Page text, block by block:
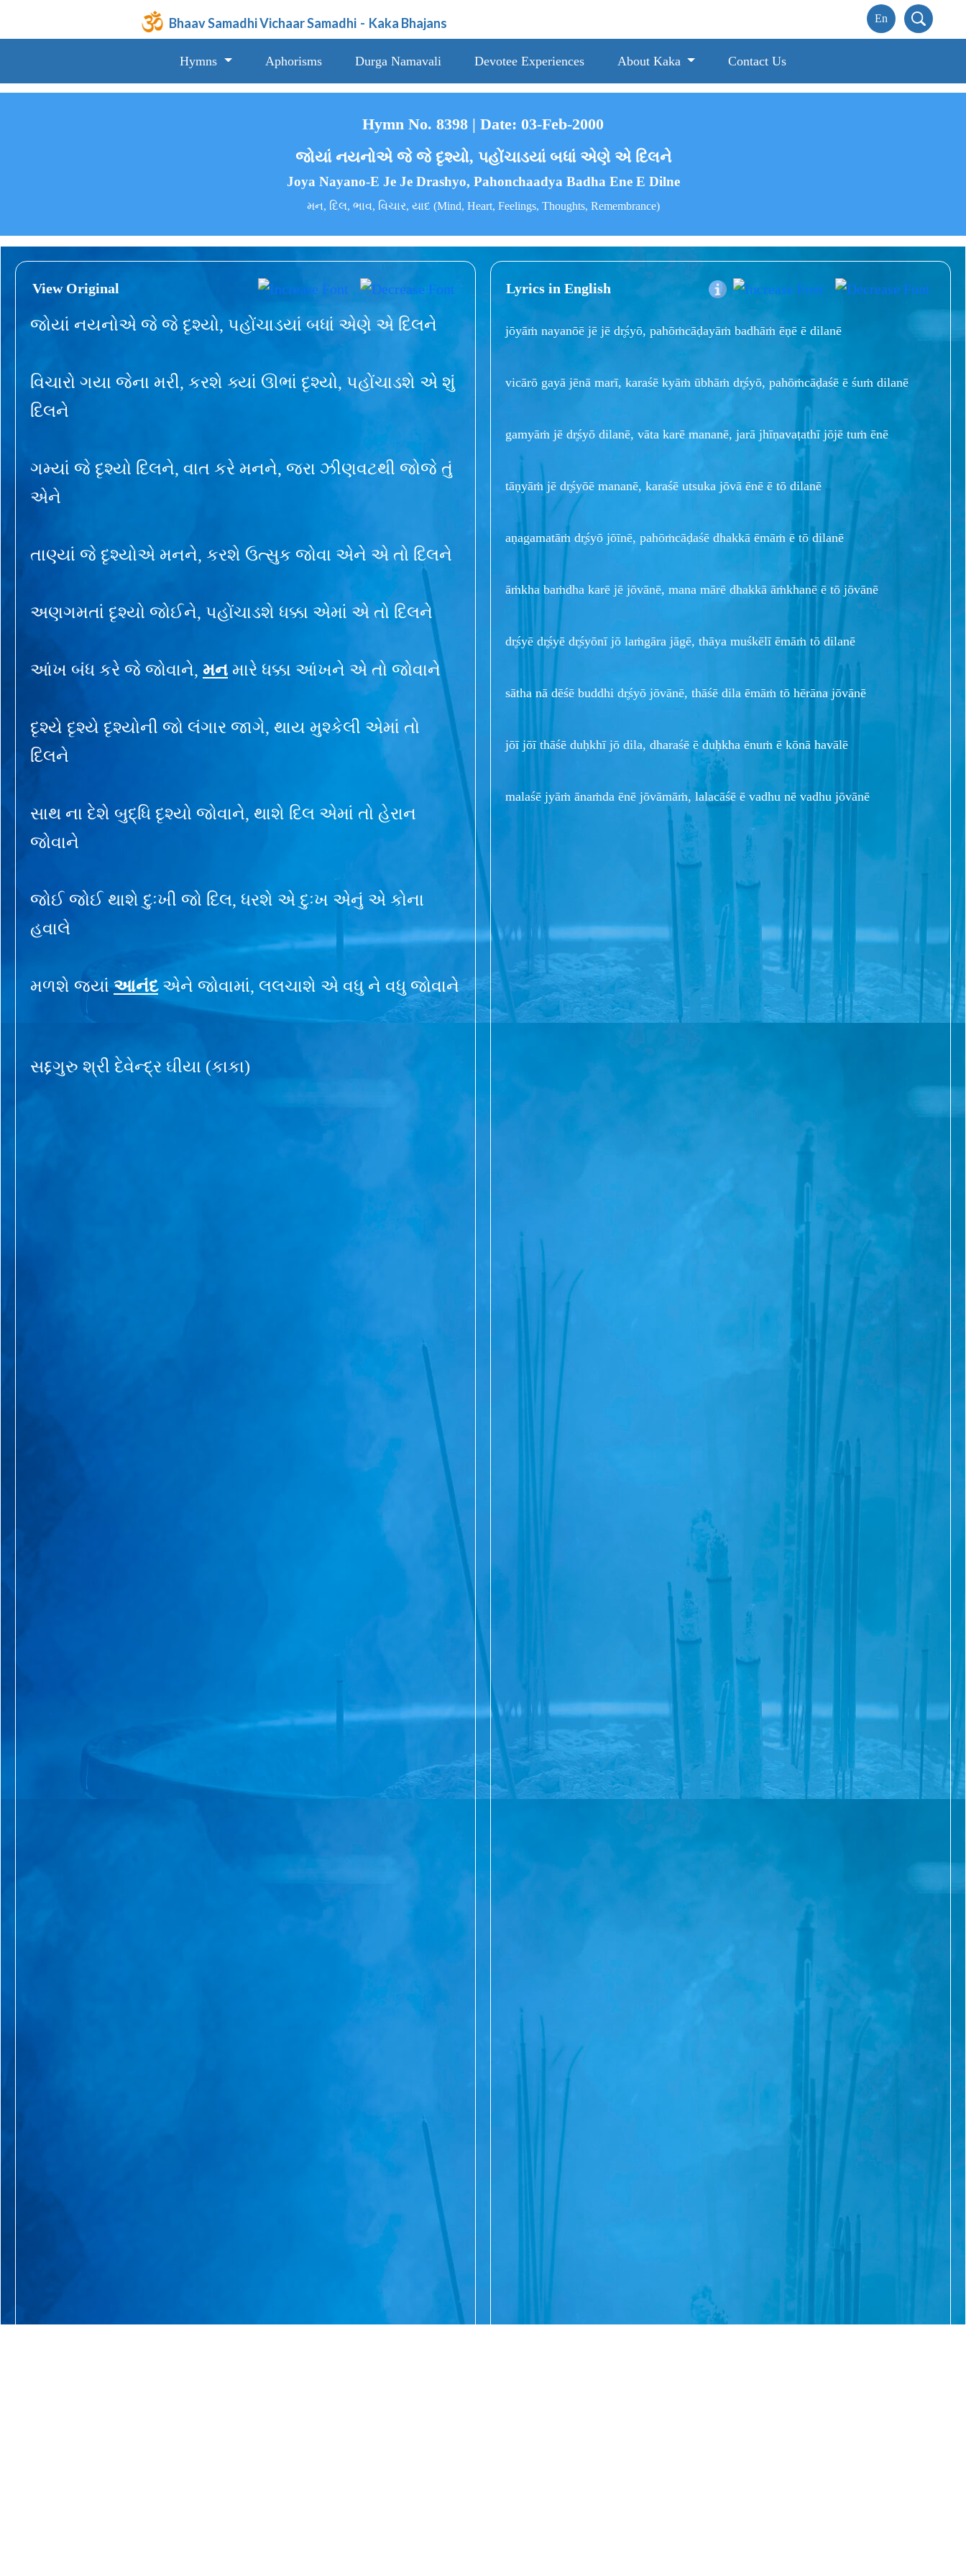
Bhaav Samadhi Vichaar Samadhi - Kaka Bhajans
Hymns Aphorisms Durga Namavali Devotee Experiences About Kaka Contact Us
Hymn No. 8398 | Date: 03-Feb-2000
જોયાં નયનોએ જે જે દૃશ્યો, પહોંચાડયાં બધાં એણે એ દિલને
Joya Nayano-E Je Je Drashyo, Pahonchaadya Badha Ene E Dilne
મન, દિલ, ભાવ, વિચાર, યાદ (Mind, Heart, Feelings, Thoughts, Remembrance)
View Original
જોયાં નયનોએ જે જે દૃશ્યો, પહોંચાડયાં બધાં એણે એ દિલને
વિચારો ગયા જેના મરી, કરશે ક્યાં ઊભાં દૃશ્યો, પહોંચાડશે એ શું
દિલને
ગમ્યાં જે દૃશ્યો દિલને, વાત કરે મનને, જરા ઝીણવટથી જોજે તું
એને
તાણ્યાં જે દૃશ્યોએ મનને, કરશે ઉત્સુક જોવા એને એ તો દિલને
અણગમતાં દૃશ્યો જોઈને, પહોંચાડશે ધક્કા એમાં એ તો દિલને
આંખ બંધ કરે જે જોવાને, મન મારે ધક્કા આંખને એ તો જોવાને
દૃશ્યે દૃશ્યે દૃશ્યોની જો લંગાર જાગે, થાય મુશ્કેલી એમાં તો
દિલને
સાથ ના દેશે બુદ્ધિ દૃશ્યો જોવાને, થાશે દિલ એમાં તો હેરાન
જોવાને
જોઈ જોઈ થાશે દુઃખી જો દિલ, ધરશે એ દુઃખ એનું એ કોના
હવાલે
મળશે જ્યાંઆનંદએને જોવામાં, લલચાશે એ વધુ ને વધુ જોવાને
સદ્દગુરુ શ્રી દેવેન્દ્ર ઘીયા (કાકા)
Lyrics in English
jōyāṁ nayanōē jē jē dr̥śyō, pahōṁcāḍayāṁ badhāṁ ēṇē ē dilanē
vicārō gayā jēnā marī, karaśē kyāṁ ūbhāṁ dr̥śyō, pahōṁcāḍaśē ē śuṁ dilanē
gamyāṁ jē dr̥śyō dilanē, vāta karē mananē, jarā jhīṇavaṭathī jōjē tuṁ ēnē
tāṇyāṁ jē dr̥śyōē mananē, karaśē utsuka jōvā ēnē ē tō dilanē
aṇagamatāṁ dr̥śyō jōīnē, pahōṁcāḍaśē dhakkā ēmāṁ ē tō dilanē
āṁkha baṁdha karē jē jōvānē, mana mārē dhakkā āṁkhanē ē tō jōvānē
dr̥śyē dr̥śyē dr̥śyōnī jō laṁgāra jāgē, thāya muśkēlī ēmāṁ tō dilanē
sātha nā dēśē buddhi dr̥śyō jōvānē, thāśē dila ēmāṁ tō hērāna jōvānē
jōī jōī thāśē duḥkhī jō dila, dharaśē ē duḥkha ēnuṁ ē kōnā havālē
malaśē jyāṁ ānaṁda ēnē jōvāmāṁ, lalacāśē ē vadhu nē vadhu jōvānē